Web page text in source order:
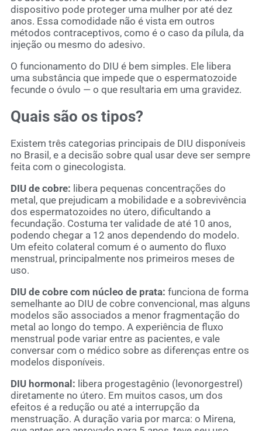
dispositivo pode proteger uma mulher por até dez
anos. Essa comodidade não é vista em outros
métodos contraceptivos, como é o caso da pílula, da
injeção ou mesmo do adesivo.
O funcionamento do DIU é bem simples. Ele libera
uma substância que impede que o espermatozoide
fecunde o óvulo — o que resultaria em uma gravidez.
Quais são os tipos?
Existem três categorias principais de DIU disponíveis
no Brasil, e a decisão sobre qual usar deve ser sempre
feita com o ginecologista.
DIU de cobre: libera pequenas concentrações do
metal, que prejudicam a mobilidade e a sobrevivência
dos espermatozoides no útero, dificultando a
fecundação. Costuma ter validade de até 10 anos,
podendo chegar a 12 anos dependendo do modelo.
Um efeito colateral comum é o aumento do fluxo
menstrual, principalmente nos primeiros meses de
uso.
DIU de cobre com núcleo de prata: funciona de forma
semelhante ao DIU de cobre convencional, mas alguns
modelos são associados a menor fragmentação do
metal ao longo do tempo. A experiência de fluxo
menstrual pode variar entre as pacientes, e vale
conversar com o médico sobre as diferenças entre os
modelos disponíveis.
DIU hormonal: libera progestagênio (levonorgestrel)
diretamente no útero. Em muitos casos, um dos
efeitos é a redução ou até a interrupção da
menstruação. A duração varia por marca: o Mirena,